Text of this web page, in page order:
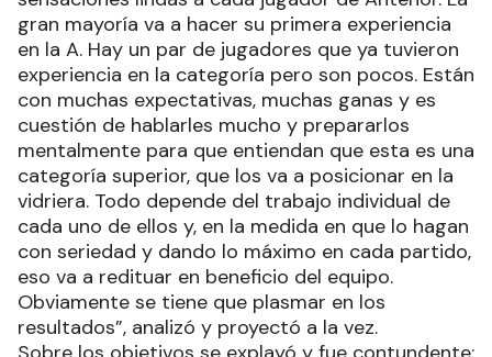
gran mayoría va a hacer su primera experiencia
en la A. Hay un par de jugadores que ya tuvieron
experiencia en la categoría pero son pocos. Están
con muchas expectativas, muchas ganas y es
cuestión de hablarles mucho y prepararlos
mentalmente para que entiendan que esta es una
categoría superior, que los va a posicionar en la
vidriera. Todo depende del trabajo individual de
cada uno de ellos y, en la medida en que lo hagan
con seriedad y dando lo máximo en cada partido,
eso va a redituar en beneficio del equipo.
Obviamente se tiene que plasmar en los
resultados”, analizó y proyectó a la vez.